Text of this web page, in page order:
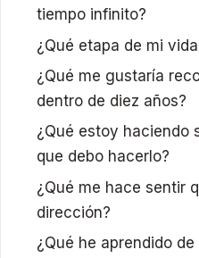
tiempo infinito?
¿Qué etapa de mi
¿Qué me gustaría
dentro de diez años?
¿Qué estoy haciendo
que debo hacerlo?
¿Qué me hace sentir
dirección?
¿Qué he aprendido